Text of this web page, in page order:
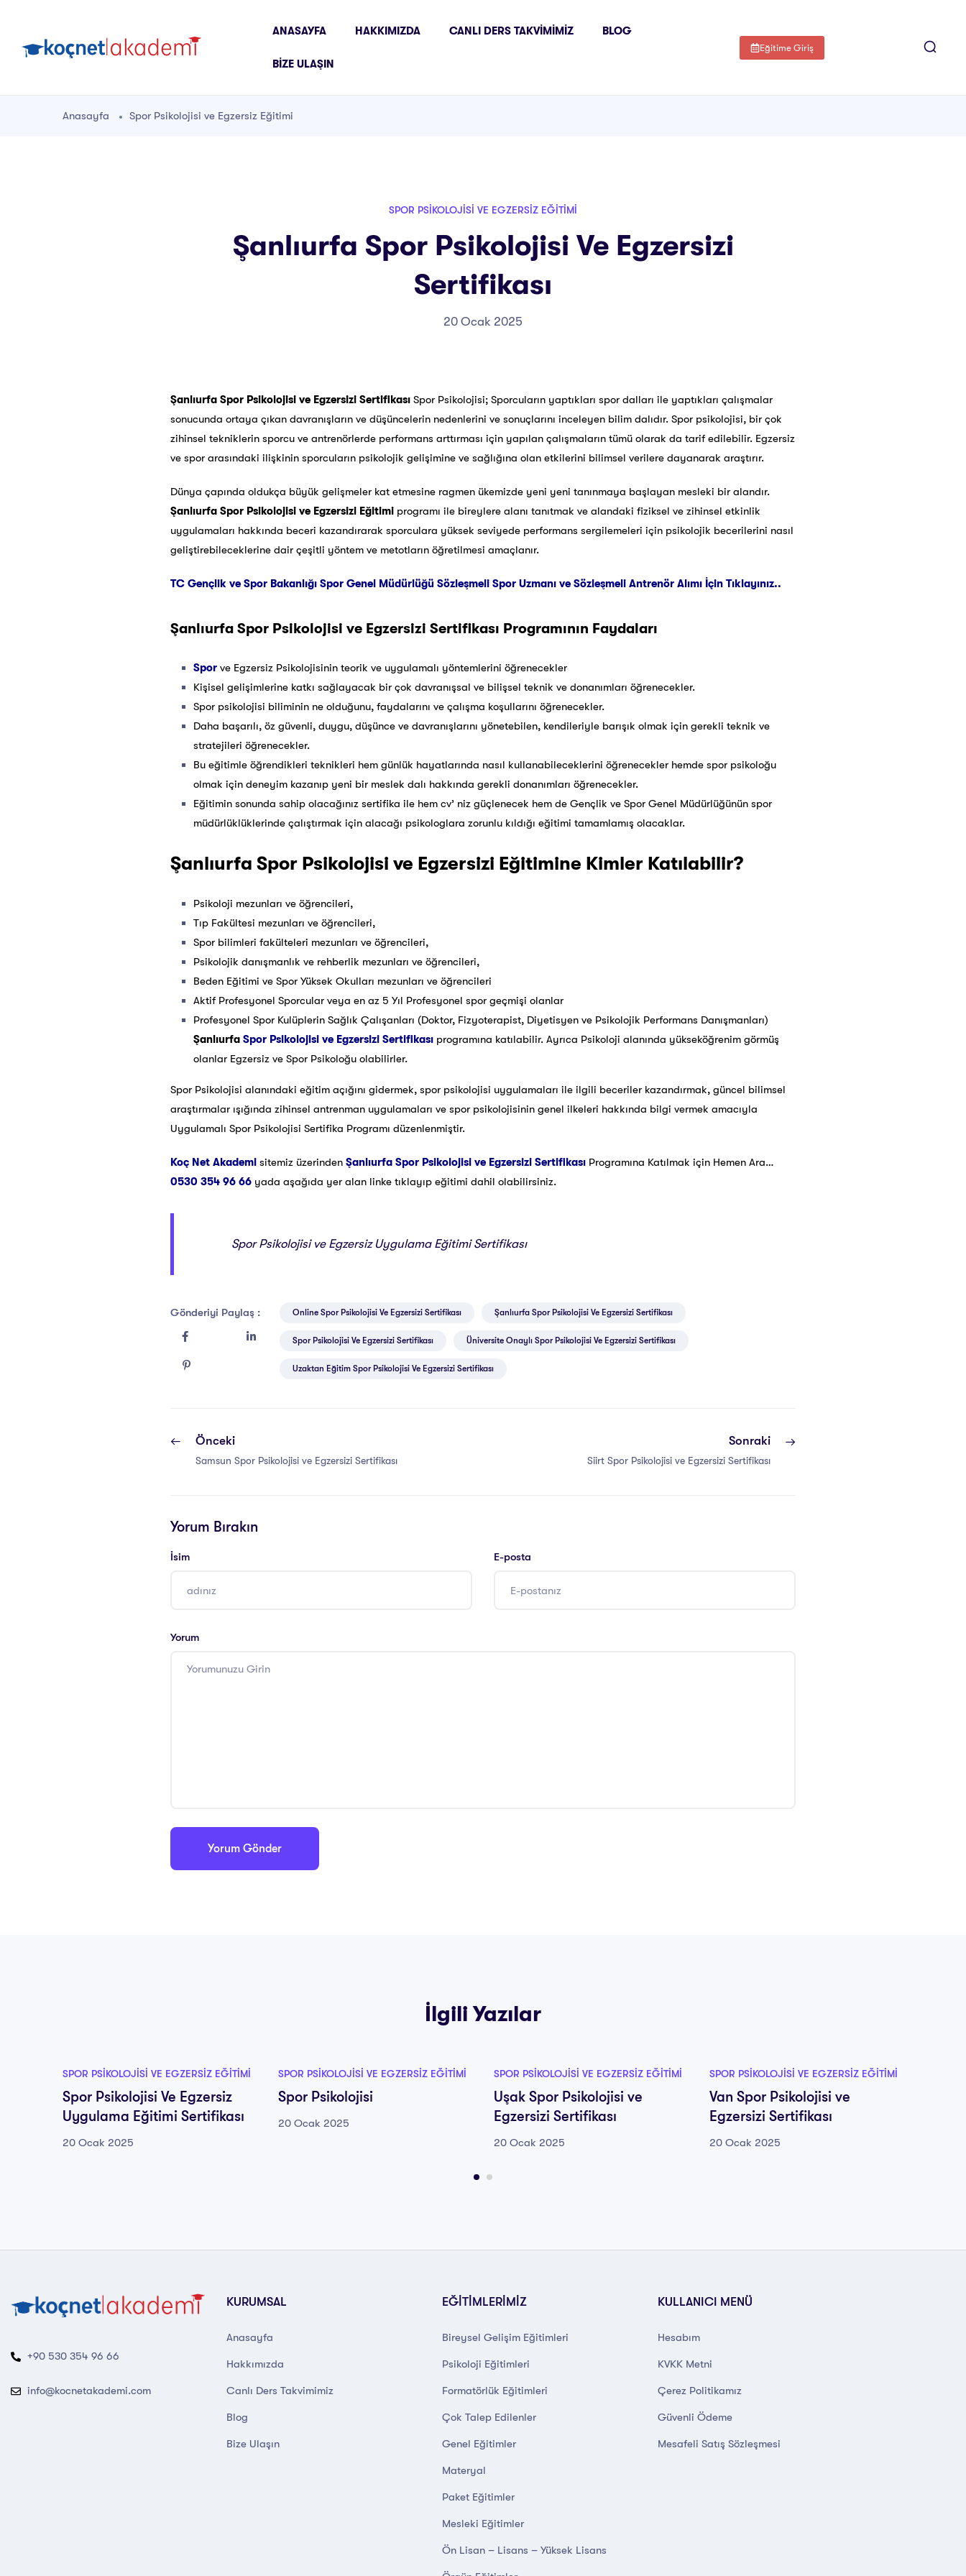
ANASAYFA HAKKIMIZDA CANLI DERS TAKVIMIMIZ BLOG
BIZE ULAŞIN
Eğitime Giriş
Anasayfa Spor Psikolojisi ve Egzersiz Eğitimi
SPOR PSIKOLOJISI VE EGZERSIZ EĞITIMI
Şanlıurfa Spor Psikolojisi Ve Egzersizi
Sertifikası
20 Ocak 2025
Şanlıurfa Spor Psikolojisi ve Egzersizi Sertifikası Spor Psikolojisi; Sporcuların yaptıkları spor dalları ile yaptıkları çalışmalar
sonucunda ortaya çıkan davranışların ve düşüncelerin nedenlerini ve sonuçlarını inceleyen bilim dalıdır. Spor psikolojisi, bir çok
zihinsel tekniklerin sporcu ve antrenörlerde performans arttırması için yapılan çalışmaların tümü olarak da tarif edilebilir. Egzersiz
ve spor arasındaki ilişkinin sporcuların psikolojik gelişimine ve sağlığına olan etkilerini bilimsel verilere dayanarak araştırır.
Dünya çapında oldukça büyük gelişmeler kat etmesine ragmen ükemizde yeni yeni tanınmaya başlayan mesleki bir alandır.
Şanlıurfa Spor Psikolojisi ve Egzersizi Eğitimi programı ile bireylere alanı tanıtmak ve alandaki fiziksel ve zihinsel etkinlik
uygulamaları hakkında beceri kazandırarak sporculara yüksek seviyede performans sergilemeleri için psikolojik becerilerini nasıl
geliştirebileceklerine dair çeşitli yöntem ve metotların öğretilmesi amaçlanır.
TC Gençlik ve Spor Bakanlığı Spor Genel Müdürlüğü Sözleşmeli Spor Uzmanı ve Sözleşmeli Antrenör Alımı İçin Tıklayınız..
Şanlıurfa Spor Psikolojisi ve Egzersizi Sertifikası Programının Faydaları
Spor ve Egzersiz Psikolojisinin teorik ve uygulamalı yöntemlerini öğrenecekler
Kişisel gelişimlerine katkı sağlayacak bir çok davranışsal ve bilişsel teknik ve donanımları öğrenecekler.
Spor psikolojisi biliminin ne olduğunu, faydalarını ve çalışma koşullarını öğrenecekler.
Daha başarılı, öz güvenli, duygu, düşünce ve davranışlarını yönetebilen, kendileriyle barışık olmak için gerekli teknik ve
stratejileri öğrenecekler.
Bu eğitimle öğrendikleri teknikleri hem günlük hayatlarında nasıl kullanabileceklerini öğrenecekler hemde spor psikoloğu
olmak için deneyim kazanıp yeni bir meslek dalı hakkında gerekli donanımları öğrenecekler.
Eğitimin sonunda sahip olacağınız sertifika ile hem cv’ niz güçlenecek hem de Gençlik ve Spor Genel Müdürlüğünün spor
müdürlüklüklerinde çalıştırmak için alacağı psikologlara zorunlu kıldığı eğitimi tamamlamış olacaklar.
Şanlıurfa Spor Psikolojisi ve Egzersizi Eğitimine Kimler Katılabilir?
Psikoloji mezunları ve öğrencileri,
Tıp Fakültesi mezunları ve öğrencileri,
Spor bilimleri fakülteleri mezunları ve öğrencileri,
Psikolojik danışmanlık ve rehberlik mezunları ve öğrencileri,
Beden Eğitimi ve Spor Yüksek Okulları mezunları ve öğrencileri
Aktif Profesyonel Sporcular veya en az 5 Yıl Profesyonel spor geçmişi olanlar
Profesyonel Spor Kulüplerin Sağlık Çalışanları (Doktor, Fizyoterapist, Diyetisyen ve Psikolojik Performans Danışmanları)
Şanlıurfa Spor Psikolojisi ve Egzersizi Sertifikası programına katılabilir. Ayrıca Psikoloji alanında yükseköğrenim görmüş
olanlar Egzersiz ve Spor Psikoloğu olabilirler.
Spor Psikolojisi alanındaki eğitim açığını gidermek, spor psikolojisi uygulamaları ile ilgili beceriler kazandırmak, güncel bilimsel
araştırmalar ışığında zihinsel antrenman uygulamaları ve spor psikolojisinin genel ilkeleri hakkında bilgi vermek amacıyla
Uygulamalı Spor Psikolojisi Sertifika Programı düzenlenmiştir.
Koç Net Akademi sitemiz üzerinden Şanlıurfa Spor Psikolojisi ve Egzersizi Sertifikası Programına Katılmak için Hemen Ara…
0530 354 96 66 yada aşağıda yer alan linke tıklayıp eğitimi dahil olabilirsiniz.
Spor Psikolojisi ve Egzersiz Uygulama Eğitimi Sertifikası
Gönderiyi Paylaş : Online Spor Psikolojisi Ve Egzersizi Sertifikası Şanlıurfa Spor Psikolojisi Ve Egzersizi Sertifikası
Spor Psikolojisi Ve Egzersizi Sertifikası Üniversite Onaylı Spor Psikolojisi Ve Egzersizi Sertifikası
Uzaktan Eğitim Spor Psikolojisi Ve Egzersizi Sertifikası
Önceki
Samsun Spor Psikolojisi ve Egzersizi Sertifikası
Sonraki
Siirt Spor Psikolojisi ve Egzersizi Sertifikası
Yorum Bırakın
İsim E-posta
Yorum
İlgili Yazılar
SPOR PSIKOLOJISI VE EGZERSIZ EĞITIMI
Spor Psikolojisi Ve Egzersiz
Uygulama Eğitimi Sertifikası
20 Ocak 2025
SPOR PSIKOLOJISI VE EGZERSIZ EĞITIMI
Spor Psikolojisi
20 Ocak 2025
SPOR PSIKOLOJISI VE EGZERSIZ EĞITIMI
Uşak Spor Psikolojisi ve
Egzersizi Sertifikası
20 Ocak 2025
SPOR PSIKOLOJISI VE EGZERSIZ EĞITIMI
Van Spor Psikolojisi ve
Egzersizi Sertifikası
20 Ocak 2025
+90 530 354 96 66
info@kocnetakademi.com
KURUMSAL
Anasayfa
Hakkımızda
Canlı Ders Takvimimiz
Blog
Bize Ulaşın
EĞİTİMLERİMİZ
Bireysel Gelişim Eğitimleri
Psikoloji Eğitimleri
Formatörlük Eğitimleri
Çok Talep Edilenler
Genel Eğitimler
Materyal
Paket Eğitimler
Mesleki Eğitimler
Ön Lisan – Lisans – Yüksek Lisans
KULLANICI MENÜ
Hesabım
KVKK Metni
Çerez Politikamız
Güvenli Ödeme
Mesafeli Satış Sözleşmesi